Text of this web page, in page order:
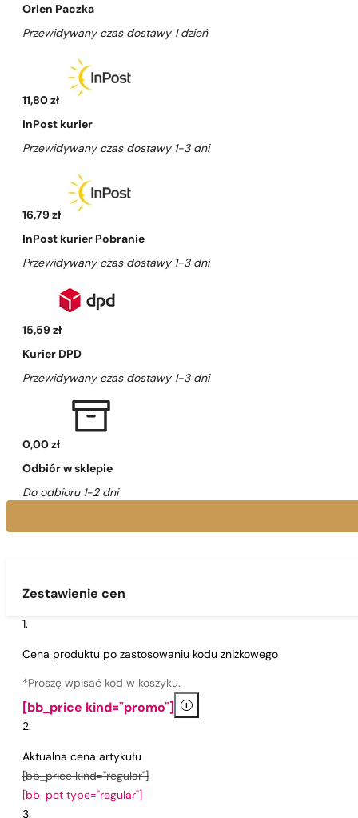
Orlen Paczka
Przewidywany czas dostawy 1 dzień
11,80 zł
InPost kurier
Przewidywany czas dostawy 1-3 dni
16,79 zł
InPost kurier Pobranie
Przewidywany czas dostawy 1-3 dni
15,59 zł
Kurier DPD
Przewidywany czas dostawy 1-3 dni
0,00 zł
Odbiór w sklepie
Do odbioru 1-2 dni
Zestawienie cen
Cena produktu po zastosowaniu kodu zniżkowego
*Proszę wpisać kod w koszyku.
[bb_price kind="promo"] i
Aktualna cena artykułu
[bb_price kind="regular"]
[bb_pct type="regular"]